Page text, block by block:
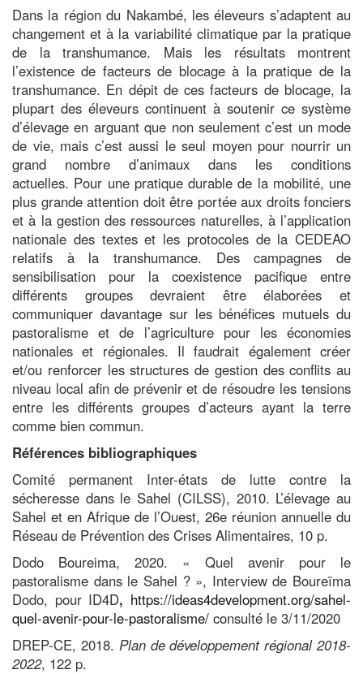
Dans la région du Nakambé, les éleveurs s’adaptent au
changement et à la variabilité climatique par la pratique
de la transhumance. Mais les résultats montrent
l’existence de facteurs de blocage à la pratique de la
transhumance. En dépit de ces facteurs de blocage, la
plupart des éleveurs continuent à soutenir ce système
d’élevage en arguant que non seulement c’est un mode
de vie, mais c’est aussi le seul moyen pour nourrir un
grand nombre d’animaux dans les conditions
actuelles. Pour une pratique durable de la mobilité, une
plus grande attention doit être portée aux droits fonciers
et à la gestion des ressources naturelles, à l’application
nationale des textes et les protocoles de la CEDEAO
relatifs à la transhumance. Des campagnes de
sensibilisation pour la coexistence pacifique entre
différents groupes devraient être élaborées et
communiquer davantage sur les bénéfices mutuels du
pastoralisme et de l’agriculture pour les économies
nationales et régionales. Il faudrait également créer
et/ou renforcer les structures de gestion des conflits au
niveau local afin de prévenir et de résoudre les tensions
entre les différents groupes d’acteurs ayant la terre
comme bien commun.
Références bibliographiques
Comité permanent Inter-états de lutte contre la
sécheresse dans le Sahel (CILSS), 2010. L’élevage au
Sahel et en Afrique de l’Ouest, 26e réunion annuelle du
Réseau de Prévention des Crises Alimentaires, 10 p.
Dodo Boureima, 2020. « Quel avenir pour le
pastoralisme dans le Sahel ? », Interview de Boureïma
Dodo, pour ID4D, https://ideas4development.org/sahel-
quel-avenir-pour-le-pastoralisme/ consulté le 3/11/2020
DREP-CE, 2018. Plan de développement régional 2018-
2022, 122 p.